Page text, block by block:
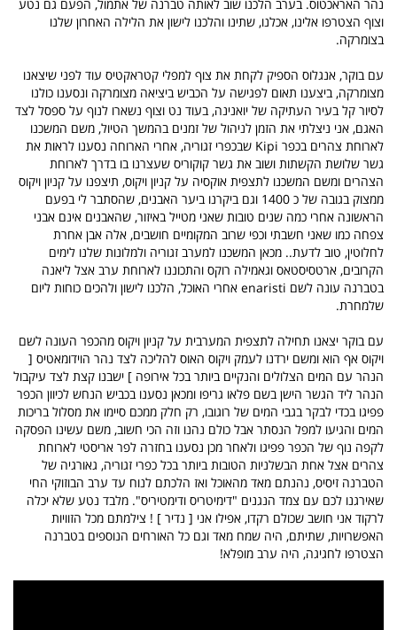
נהר האראכטוס. בערב הלכנו שוב לאותה טברנה של אתמול, הפעם גם נטע
וצוף הצטרפו אלינו, אכלנו, שתינו והלכנו לישון את הלילה האחרון שלנו
בצומרקה.
עם בוקר, אנגלוס הספיק לקחת את צוף למפלי קטראקטיס עוד לפני שיצאנו
מצומרקה, ביצענו תאום לפגישה על הכביש ביציאה מצומרקה ונסענו כולנו
לסיור קל בעיר העתיקה של יואנינה, בעוד נט וצוף נשארו לנוף על ספסל לצד
האגם, אני ניצלתי את הזמן לניהול של זמנים בהמשך הטיול, משם המשכנו
לארוחת צהרים בכפר Kipi שבכפרי זגוריה, אחרי הארוחה נסענו לראות את
גשר שלושת הקשתות ושוב את גשר קוקוריס שעצרנו בו בדרך לארוחת
הצהרים ומשם המשכנו לתצפית אוקסיה על קניון ויקוס, תיצפנו על קניון ויקוס
ממצוק בגובה של כ 1400 וגם ביקרנו ביער האבנים, שהסתבר לי בפעם
הראשונה אחרי כמה שנים טובות שאני מטייל באיזור, שהאבנים אינם אבני
צפחה כמו שאני חשבתי וכפי שרוב המקומיים חושבים, אלה אבן אחרת
לחלוטין, טוב לדעת.. מכאן המשכנו למערב זגוריה ולמלונות שלנו לימים
הקרובים, ארטסיסטאס וגאמילה רוקס והתכוננו לארוחת ערב אצל ליאנה
בטברנה עונה לשם enaristi אחרי האוכל, הלכנו לישון ולהכים כוחות ליום
שלמחרת.
עם בוקר יצאנו תחילה לתצפית המערבית על קניון ויקוס מהכפר העונה לשם
ויקוס אף הוא ומשם ירדנו לעמק ויקוס האוס להליכה לצד נהר הוידומאטיס [
הנהר עם המים הצלולים והנקיים ביותר בכל אירופה ] ישבנו קצת לצד עיקבול
הנהר ליד הגשר הישן בשם פלאו גריפו ומכאן נסענו בכביש הנחש לכיוון הכפר
פפיגו בכדי לבקר בגבי המים של רוגובו, רק חלק ממכם סיימו את מסלול בריכות
המים והגיעו למפל הנסתר אבל כולם נהנו וזה הכי חשוב, משם עשינו הפסקה
לקפה נוף של הכפר פפיגו ולאחר מכן נסענו בחזרה לפר אריסטי לארוחת
צהרים אצל אחת הבשלניות הטובות ביותר בכל כפרי זגוריה, גאורגיה של
הטברנה זיסיס, נהנתם מאד מהאוכל ואז הלכתם לנוח עד ערב הבוזוקי החי
שאירגנו לכם עם צמד הנגנים "דימיטריס ודימטיריס". מלבד נטע שלא יכלה
לרקוד אני חושב שכולם רקדו, אפילו אני [ נדיר ] ! צילמתם מכל הזוויות
האפשרויות, שתיתם, היה שמח מאד וגם כל האורחים הנוספים בטברנה
הצטרפו לחגיגה, היה ערב מופלא!